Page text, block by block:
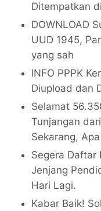
Ditempatkan
DOWNLOAD
UUD 1945,
yang sah
INFO PPPK
Diupload dan
Selamat
Tunjangan
Sekarang,
Segera Daftar
Jenjang
Hari Lagi.
Kabar Baik!